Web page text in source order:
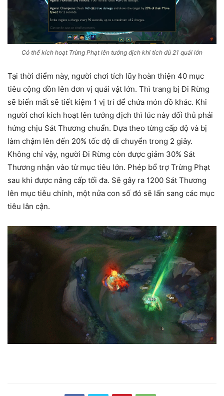
Có thể kích hoạt Trừng Phạt lên tướng địch khi tích đủ 21 quái lớn
Tại thời điểm này, người chơi tích lũy hoàn thiện 40 mục
tiêu cộng dồn lên đơn vị quái vật lớn. Thì trang bị Đi Rừng
sẽ biến mất sẽ tiết kiệm 1 vị trí để chứa món đồ khác. Khi
người chơi kích hoạt lên tướng địch thì lúc này đối thủ phải
hứng chịu Sát Thương chuẩn. Dựa theo từng cấp độ và bị
làm chậm lên đến 20% tốc độ di chuyển trong 2 giây.
Không chỉ vậy, người Đi Rừng còn được giảm 30% Sát
Thương nhận vào từ mục tiêu lớn. Phép bổ trợ Trừng Phạt
sau khi được nâng cấp tối đa. Sẽ gây ra 1200 Sát Thương
lên mục tiêu chính, một nửa con số đó sẽ lấn sang các mục
tiêu lân cận.